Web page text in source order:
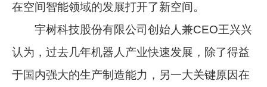
在空间智能领域的发展打开了新空间。
宇树科技股份有限公司创始人兼CEO王兴兴
认为，过去几年机器人产业快速发展，除了得益
于国内强大的生产制造能力，另一大关键原因在